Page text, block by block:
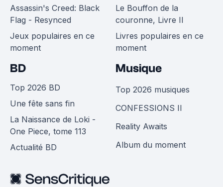
Assassin's Creed: Black
Flag - Resynced
Jeux populaires en ce
moment
Le Bouffon de la
couronne, Livre II
Livres populaires en ce
moment
BD
Top 2026 BD
Une fête sans fin
La Naissance de Loki -
One Piece, tome 113
Actualité BD
Musique
Top 2026 musiques
CONFESSIONS II
Reality Awaits
Album du moment